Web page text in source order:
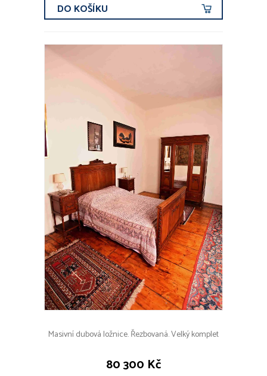
DO KOŠÍKU
Masivní dubová ložnice. Řezbovaná. Velký komplet
80 300 Kč